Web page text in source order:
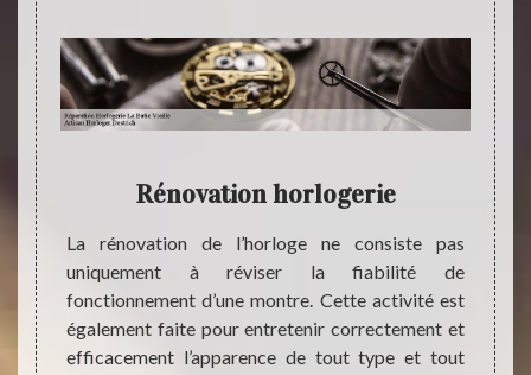
est
au
un
Rénovation horlogerie
La rénovation de l’horloge ne consiste pas
uniquement à réviser la fiabilité de
fonctionnement d’une montre. Cette activité est
également faite pour entretenir correctement et
efficacement l’apparence de tout type et tout
le